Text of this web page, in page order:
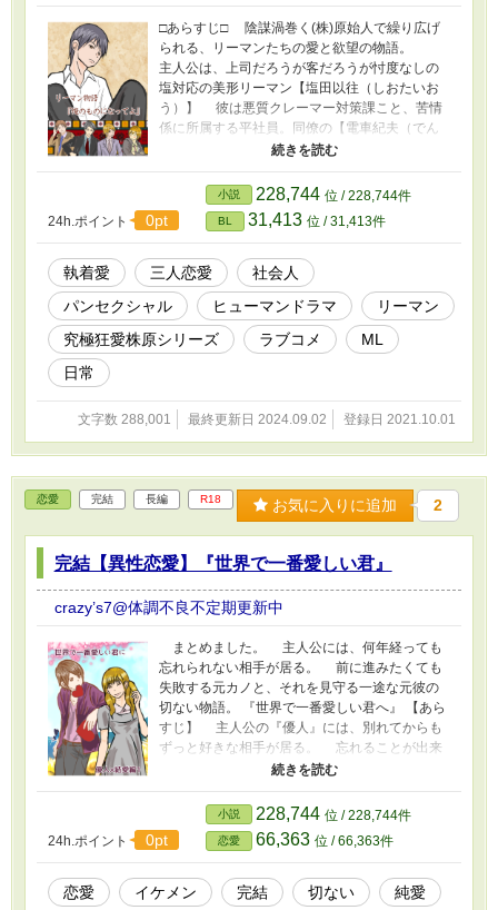
□あらすじ□ 陰謀渦巻く(株)原始人で繰り広げ
られる、リーマンたちの愛と欲望の物語。
主人公は、上司だろうが客だろうが忖度なしの
塩対応の美形リーマン【塩田以往（しおたいお
う）】 彼は悪質クレーマー対策課こと、苦情
係に所属する平社員。同僚の【電車紀夫（でん
まのりお）】に好意を持たれていた。 平穏と
は言い難い日常を過ごしていた塩田は、この会
社の名物副社長に目をつけられてしまう。
その副社長は社員たちから羨望の眼差しを向け
られる、俺様系美男子【皇 優一】。彼は唯一
自分に媚びない塩田が気に入らず、ある日無理
やり自分のものにしようとする。 皇の『あん
あん言わせてやる』という言葉にも、『やれる
もんなら、やってみろ』という強気な姿勢の塩
田。 彼をねじ伏せたい皇は彼に想いを寄せる
電車を呼び出した。 結果、二人のキューピッ
ていくこの会社の裏側と事情。皇と社長の関
係。苦情係、課長の抱えるもの。塩田たちが真
代。 この物語はフィクションです。 人名や
建物、会社名等実在のものとは関係ありませ
（塩田）×キラキラ俺様系副社長・ネコ（皇）と
いう三人恋愛になります。 ＊最大９視点なので
多視点の苦手な方にはお奨めできません。
24h.ポイント 0pt
小説 228,744 位 / 228,744件
BL 31,413 位 / 31,413件
執着愛 三人恋愛
社会人
パンセクシャル
ヒューマンドラマ
リーマン
究極狂愛株原シリーズ
ラブコメ
ML
日常
文字数 288,001 最終更新日 2024.09.02 登録日 2021.10.01
恋愛 完結 長編 R18 お気に入りに追加 2
完結【異性恋愛】『世界で一番愛しい君』
crazy’s7@体調不良不定期更新中
まとめました。 主人公には、何年経っても
忘れられない相手が居る。 前に進みたくても
失敗する元カノと、それを見守る一途な元彼の
切ない物語。 『世界で一番愛しい君へ』 【あら
すじ】 主人公の『優人』には、別れてからも
ずっと好きな相手が居る。 忘れることが出来
ないのは、その彼女が自分の都合で自分を呼び
出すから。それなのに優人の連絡には応じな
い。 彼女がちゃんと前に進むためには、自分の
存在は邪魔でしかない。 分っているが、どうに
もできないでいる。 そんな優人に、彼女が逢い
たいと言ってきて───？
24h.ポイント 0pt
小説 228,744 位 / 228,744件
恋愛 66,363 位 / 66,363件
恋愛 イケメン 完結 切ない 純愛